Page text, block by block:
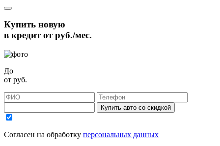
Купить новую
в кредит отруб./мес.
До
от руб.
Купить авто со скидкой
Согласен на обработку персональных данных